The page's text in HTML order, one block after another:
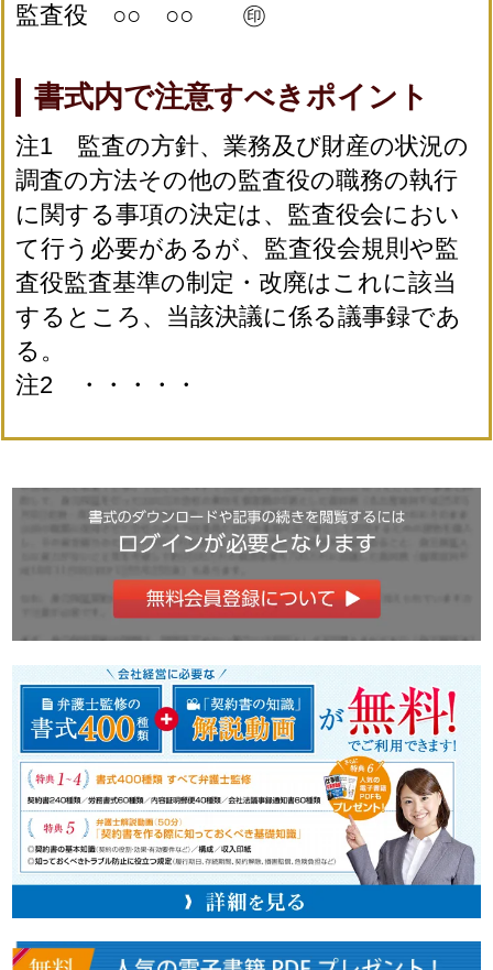
監査役 ○○ ○○ ㊞
書式内で注意すべきポイント
注1 監査の方針、業務及び財産の状況の
調査の方法その他の監査役の職務の執行
に関する事項の決定は、監査役会におい
て行う必要があるが、監査役会規則や監
査役監査基準の制定・改廃はこれに該当
するところ、当該決議に係る議事録であ
る。
注2 ・・・・・